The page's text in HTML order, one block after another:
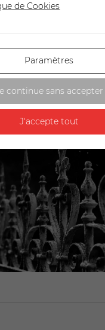
Next
RYMS
de Cookies
Paramètres
continue sans accepter
J'accepte tout